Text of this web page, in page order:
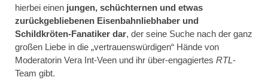
hierbei einen jungen, schüchternen und etwas
zurückgebliebenen Eisenbahnliebhaber und
Schildkröten-Fanatiker dar, der seine Suche nach der ganz
großen Liebe in die „vertrauenswürdigen“ Hände von
Moderatorin Vera Int-Veen und ihr über-engagiertes RTL-
Team gibt.